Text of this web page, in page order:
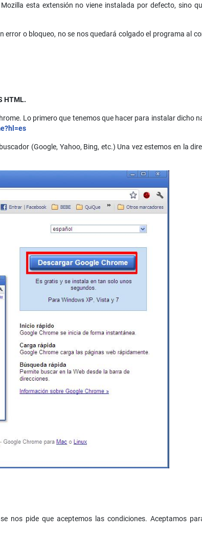
esta extensión no viene instalada por defecto, sino
o bloqueo, no se nos quedará colgado el programa al
HTML.
Lo primero que tenemos que hacer para instalar dicho
(Google, Yahoo, Bing, etc.) Una vez estemos en la
nos pide que aceptemos las condiciones. Aceptamos